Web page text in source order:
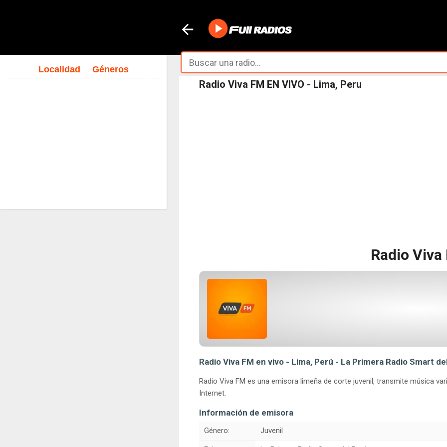
Radio Viva FM EN VIVO - Lima, Peru
Radio Viva
Radio Viva FM en vivo - Lima, Perú - La Primera Radio Smart
Radio Viva FM es una emisora limeña de corte juvenil, transmite música
Internet.
Información de emisora
Género: Juvenil
Localidad Géneros